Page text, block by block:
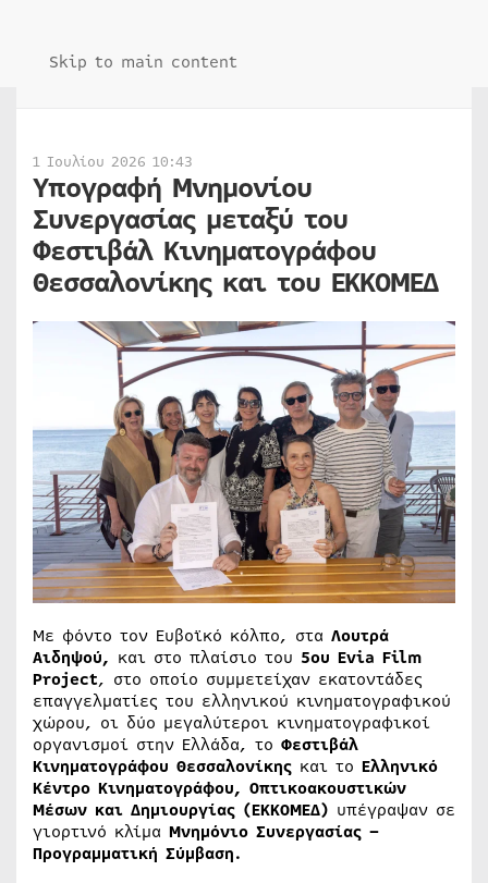
Skip to main content
1 Ιουλίου 2026 10:43
Υπογραφή Μνημονίου
Συνεργασίας μεταξύ του
Φεστιβάλ Κινηματογράφου
Θεσσαλονίκης και του ΕΚΚΟΜΕΔ
Με φόντο τον Ευβοϊκό κόλπο, στα Λουτρά
Αιδηψού, και στο πλαίσιο του 5ου Evia Film
Project, στο οποίο συμμετείχαν εκατοντάδες
επαγγελματίες του ελληνικού κινηματογραφικού
χώρου, οι δύο μεγαλύτεροι κινηματογραφικοί
οργανισμοί στην Ελλάδα, το Φεστιβάλ
Κινηματογράφου Θεσσαλονίκης και το Ελληνικό
Κέντρο Κινηματογράφου, Οπτικοακουστικών
Μέσων και Δημιουργίας (ΕΚΚΟΜΕΔ) υπέγραψαν σε
γιορτινό κλίμα Μνημόνιο Συνεργασίας –
Προγραμματική Σύμβαση.